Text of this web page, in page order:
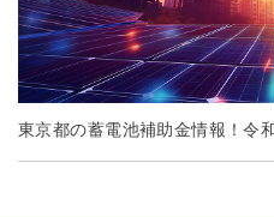
東京都の蓄電池補助金情報！令